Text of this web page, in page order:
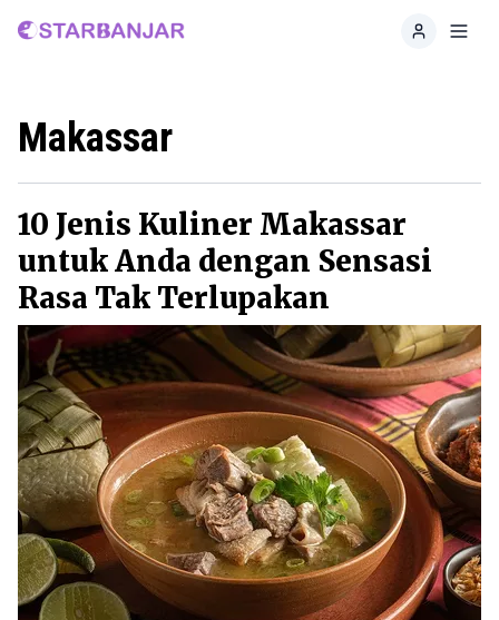
Home
Makassar
10 Jenis Kuliner Makassar
untuk Anda dengan Sensasi
Rasa Tak Terlupakan